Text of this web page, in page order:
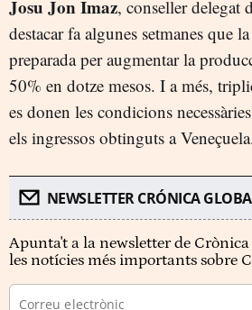
Josu Jon Imaz, conseller delegat
destacar fa algunes setmanes que
preparada per augmentar la
50% en dotze mesos. I a més,
es donen les condicions
els ingressos obtinguts a
NEWSLETTER CRÓNICA
Apunta't a la newsletter de
les notícies més importants sobre